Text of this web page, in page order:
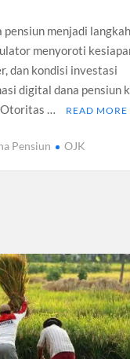
menjadi langkah
menyoroti
dan kondisi investasi
digital dana pensiun
Otoritas …
READ MORE
Pensiun OJK